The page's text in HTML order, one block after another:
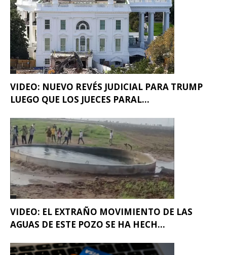
VIDEO: NUEVO REVÉS JUDICIAL PARA TRUMP
LUEGO QUE LOS JUECES PARAL...
VIDEO: EL EXTRAÑO MOVIMIENTO DE LAS
AGUAS DE ESTE POZO SE HA HECH...